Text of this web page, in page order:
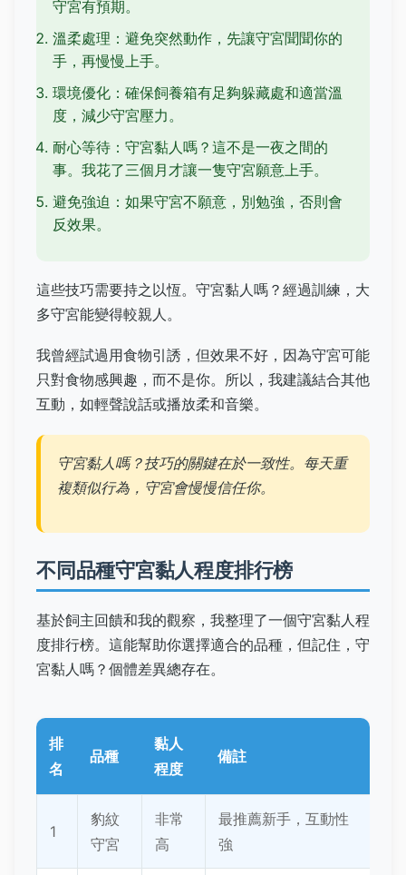
守宮有預期。
溫柔處理：避免突然動作，先讓守宮聞聞你的
手，再慢慢上手。
環境優化：確保飼養箱有足夠躲藏處和適當溫
度，減少守宮壓力。
耐心等待：守宮黏人嗎？這不是一夜之間的
事。我花了三個月才讓一隻守宮願意上手。
避免強迫：如果守宮不願意，別勉強，否則會
反效果。
這些技巧需要持之以恆。守宮黏人嗎？經過訓練，大
多守宮能變得較親人。
我曾經試過用食物引誘，但效果不好，因為守宮可能
只對食物感興趣，而不是你。所以，我建議結合其他
互動，如輕聲說話或播放柔和音樂。
守宮黏人嗎？技巧的關鍵在於一致性。每天重
複類似行為，守宮會慢慢信任你。
不同品種守宮黏人程度排行榜
基於飼主回饋和我的觀察，我整理了一個守宮黏人程
度排行榜。這能幫助你選擇適合的品種，但記住，守
宮黏人嗎？個體差異總存在。
排
名
品種
黏人
程度
備註
1
豹紋
守宮
非常
高
最推薦新手，互動性
強